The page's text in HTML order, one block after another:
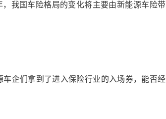
我国车险格局的变化将主要由新能源车险带
企们拿到了进入保险行业的入场券，能否经